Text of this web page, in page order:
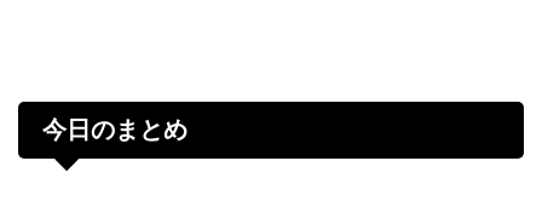
今日のまとめ